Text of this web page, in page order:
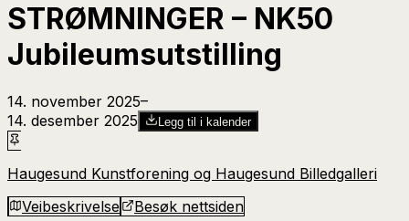
STRØMNINGER – NK50
Jubileumsutstilling
14. november 2025–​
14. desember 2025
Legg til i kalender
Haugesund Kunstforening og Haugesund Billedgalleri
Veibeskrivelse
Besøk nettsiden